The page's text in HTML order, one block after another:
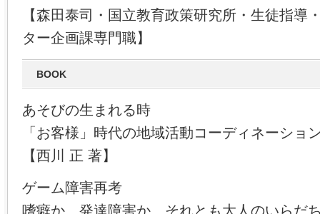
【森田泰司・国立教育政策研究所・生徒指導
ター企画課専門職】
BOOK
あそびの生まれる時
「お客様」時代の地域活動コーディネーショ
【西川 正 著】
ゲーム障害再考
嗜癖か、発達障害か、それとも大人のいらだ